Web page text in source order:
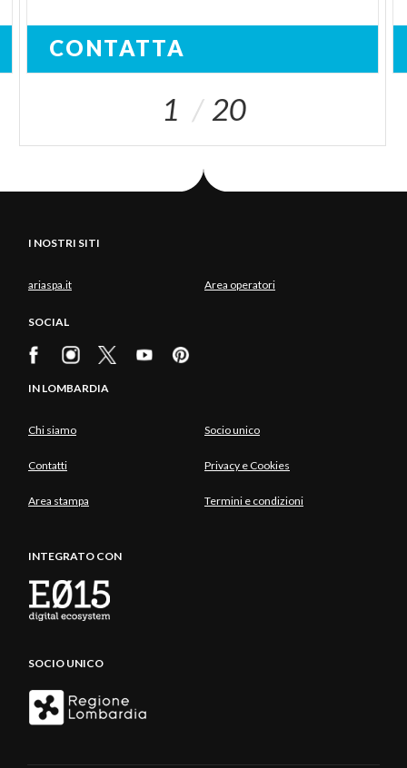
CONTATTA
1 20
I NOSTRI SITI
ariaspa.it Area operatori
SOCIAL
IN LOMBARDIA
Chi siamo Socio unico
Contatti Privacy e Cookies
Area stampa Termini e condizioni
INTEGRATO CON
SOCIO UNICO